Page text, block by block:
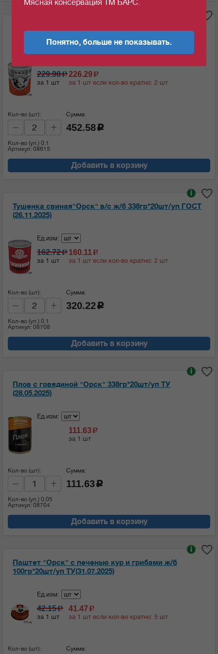
338гр*20шт/уп ГОСТ (20.04.2026 )
229.98c
за 1 шт
226.29c
за 1 шт если кол-во кратно: 2 шт
Кол-во (шт):
Кол-во (уп.) 0.1
Артикул: 08615
Сумма:
452.58 c
Добавить в корзину
Тушенка свиная"Орск" в/с ж/б 338гр*20шт/уп ГОСТ
(26.11.2025)
i
Ед.изм:
162.72c
за 1 шт
160.11c
за 1 шт если кол-во кратно: 2 шт
Кол-во (шт):
Кол-во (уп.) 0.1
Артикул: 08708
Сумма:
320.22 c
Добавить в корзину
Плов с говядиной "Орск" 338гр*20шт/уп ТУ
(28.05.2025)
i
Ед.изм:
111.63 c
за 1 шт
Кол-во (шт):
Кол-во (уп.) 0.05
Артикул: 08704
Сумма:
111.63 c
Добавить в корзину
Паштет "Орск" с печенью кур и грибами ж/б
100гр*20шт/уп ТУ(31.07.2025)
i
Ед.изм:
42.15c
за 1 шт
41.47 c
за 1 шт если кол-во кратно: 5 шт
Кол-во (шт): Сумма:
Мясная консервация ТМ БАРС.
Понятно, больше не показывать.